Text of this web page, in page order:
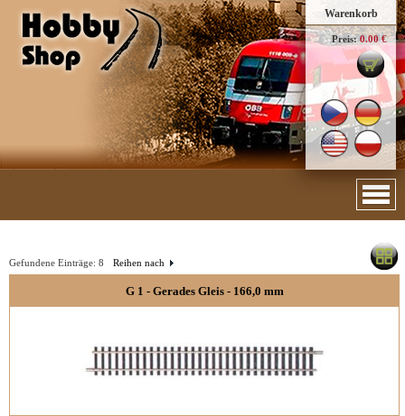
Warenkorb
Preis: 0.00 €
Reihen nach
Gefundene Einträge: 8
G 1 - Gerades Gleis - 166,0 mm